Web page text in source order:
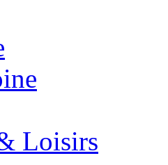
Loisirs